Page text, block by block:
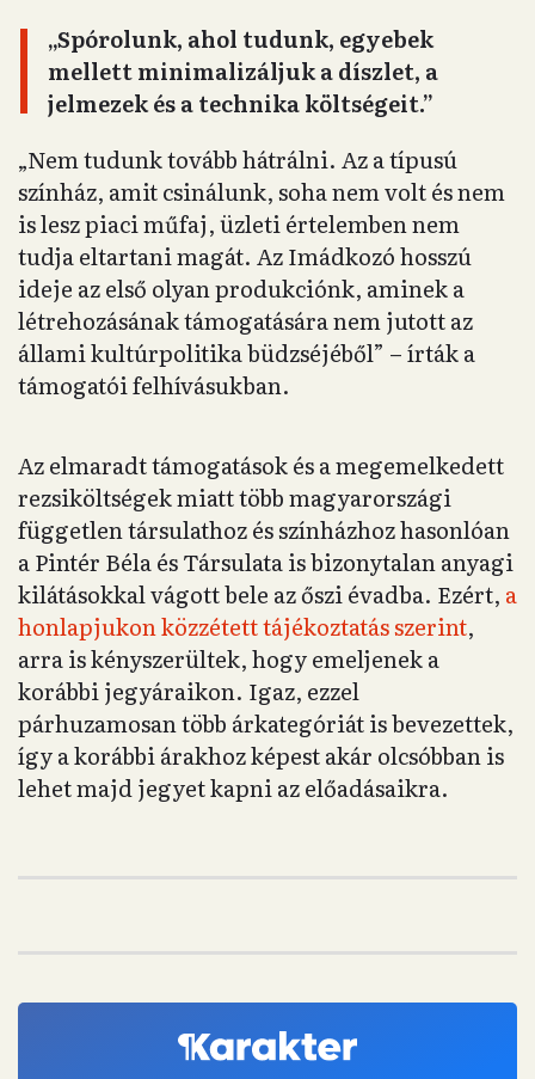
„Spórolunk, ahol tudunk, egyebek
mellett minimalizáljuk a díszlet, a
jelmezek és a technika költségeit.”
„Nem tudunk tovább hátrálni. Az a típusú
színház, amit csinálunk, soha nem volt és nem
is lesz piaci műfaj, üzleti értelemben nem
tudja eltartani magát. Az Imádkozó hosszú
ideje az első olyan produkciónk, aminek a
létrehozásának támogatására nem jutott az
állami kultúrpolitika büdzséjéből” – írták a
támogatói felhívásukban.
Az elmaradt támogatások és a megemelkedett
rezsiköltségek miatt több magyarországi
független társulathoz és színházhoz hasonlóan
a Pintér Béla és Társulata is bizonytalan anyagi
kilátásokkal vágott bele az őszi évadba. Ezért, a
honlapjukon közzétett tájékoztatás szerint,
arra is kényszerültek, hogy emeljenek a
korábbi jegyáraikon. Igaz, ezzel
párhuzamosan több árkategóriát is bevezettek,
így a korábbi árakhoz képest akár olcsóbban is
lehet majd jegyet kapni az előadásaikra.